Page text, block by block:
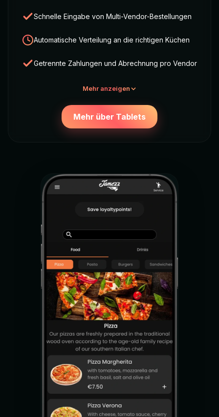
Schnelle Eingabe von Multi-Vendor-Bestellungen
Automatische Verteilung an die richtigen Küchen
Getrennte Zahlungen und Abrechnung pro Vendor
Mehr anzeigen
Mehr über Tablets